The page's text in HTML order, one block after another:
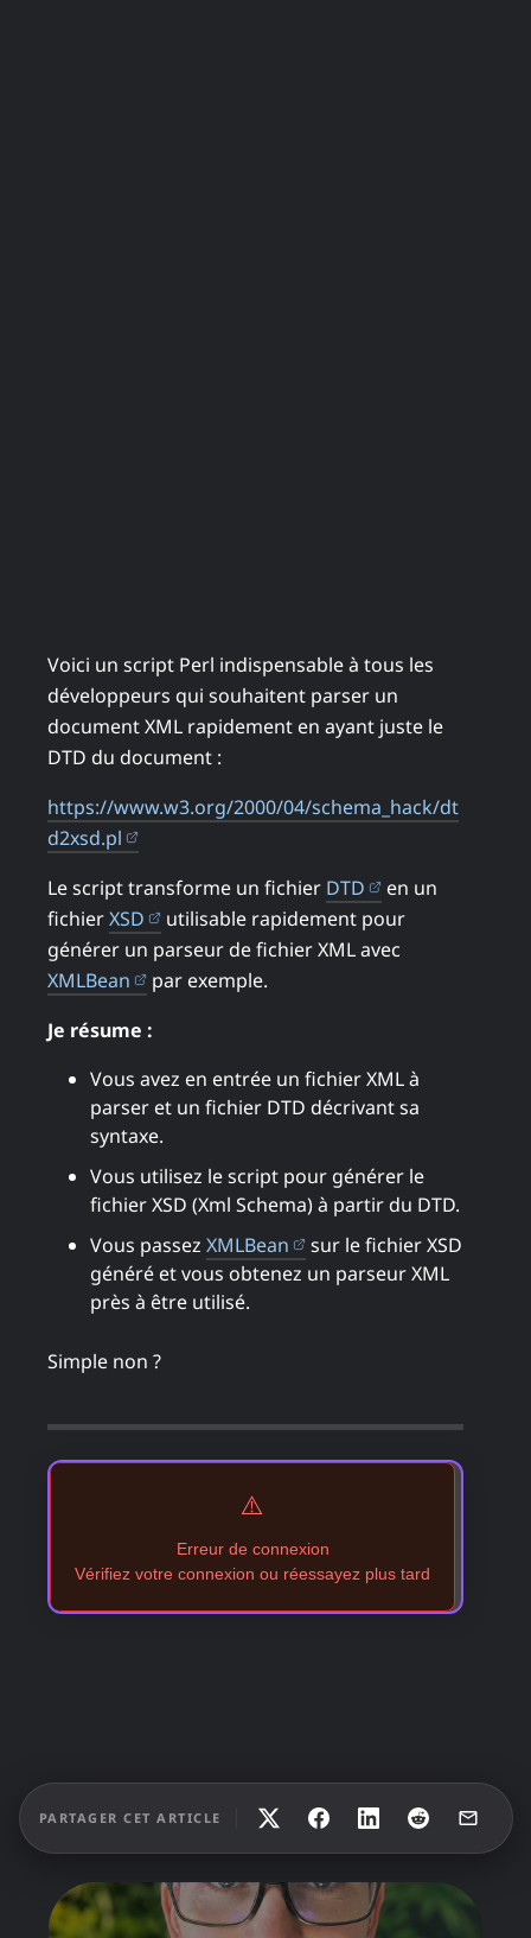
Voici un script Perl indispensable à tous les
développeurs qui souhaitent parser un
document XML rapidement en ayant juste le
DTD du document :
https://www.w3.org/2000/04/schema_hack/dt
d2xsd.pl
Le script transforme un fichier DTD (ouvre dans un
en un
fichierXSD (ouvre dans un nouvel onglet)
utilisable rapidement pour
générer un parseur de fichier XML avec
XMLBean
(ouvre dans un nouvel onglet)
par exemple.
Je résume :
Vous avez en entrée un fichier XML à
parser et un fichier DTD décrivant sa
syntaxe.
Vous utilisez le script pour générer le
fichier XSD (Xml Schema) à partir du DTD.
Vous passez XMLBean (ouvre dans un nouvel
sur le fichier XSD
généré et vous obtenez un parseur XML
près à être utilisé.
Simple non ?
⚠️
Erreur de connexion
Vérifiez votre connexion ou réessayez plus tard
PARTAGER CET ARTICLE